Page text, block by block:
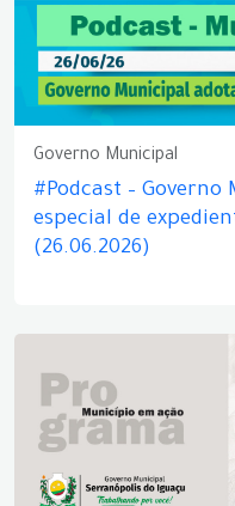
Governo Municipal
#Podcast –
especial de
(26.06.2026)